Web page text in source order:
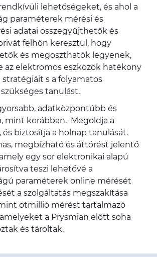
lehetőségeket, és ahol a
paraméterek mérési és
adatai összegyűjthetők és
felhőn keresztül, hogy
és megoszthatók legyenek,
az elektromos eszközök hatékony
stratégiáit s a folyamatos
tanulást.
adatközpontúbb és
mint korábban. Megoldja a
biztosítja a holnap tanulását.
megbízható és áttörést jelentő
egy sor elektronikai alapú
teszi lehetővé a
paraméterek online mérését
a szolgáltatás megszakítása
ötmillió mérést tartalmazó
a Prysmian előtt soha
és tároltak.